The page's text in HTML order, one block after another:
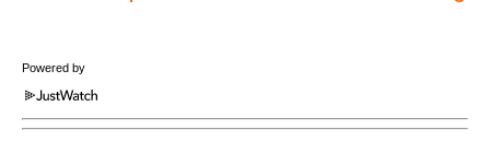
Powered by